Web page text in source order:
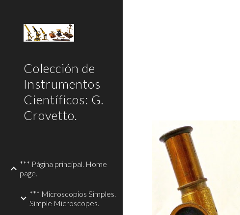
Colección de
Instrumentos
Científicos: G.
Crovetto.
*** Página principal. Home
page.
*** Microscopios Simples.
Simple Microscopes.